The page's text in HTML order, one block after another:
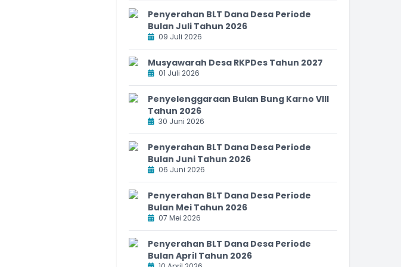
Penyerahan BLT Dana Desa Periode
Bulan Juli Tahun 2026
09 Juli 2026
Musyawarah Desa RKPDes Tahun 2027
01 Juli 2026
Penyelenggaraan Bulan Bung Karno VIII
Tahun 2026
30 Juni 2026
Penyerahan BLT Dana Desa Periode
Bulan Juni Tahun 2026
06 Juni 2026
Penyerahan BLT Dana Desa Periode
Bulan Mei Tahun 2026
07 Mei 2026
Penyerahan BLT Dana Desa Periode
Bulan April Tahun 2026